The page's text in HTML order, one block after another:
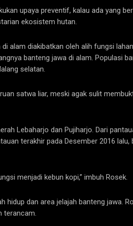
upaya preventif, kalau ada yang
ekosistem hutan.
alam diakibatkan oleh alih fungsi
banteng jawa di alam. Populasi
selatan.
satwa liar, meski agak sulit
Lebaharjo dan Pujiharjo. Dari
terakhir pada Desember 2016
menjadi kebun kopi,” imbuh Rosek.
dan area jelajah banteng jawa.
terancam.